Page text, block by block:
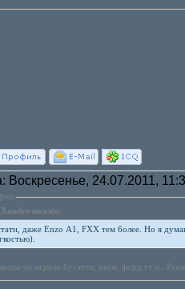
Воскресенье, 24.07.2011,
писал(а):
даже Enzo A1, FXX тем более. Но я
то играли бугатти, атом, форд гт